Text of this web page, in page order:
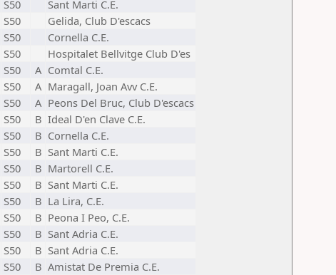
S50
Sant Marti C.E.
S50
Gelida, Club D'escacs
S50
Cornella C.E.
S50
Hospitalet Bellvitge Club D'es
S50 A Comtal C.E.
S50 A Maragall, Joan Avv C.E.
S50 A Peons Del Bruc, Club D'escacs
S50 B Ideal D'en Clave C.E.
S50 B Cornella C.E.
S50 B Sant Marti C.E.
S50 B Martorell C.E.
S50 B Sant Marti C.E.
S50 B La Lira, C.E.
S50 B Peona I Peo, C.E.
S50 B Sant Adria C.E.
S50 B Sant Adria C.E.
S50 B Amistat De Premia C.E.